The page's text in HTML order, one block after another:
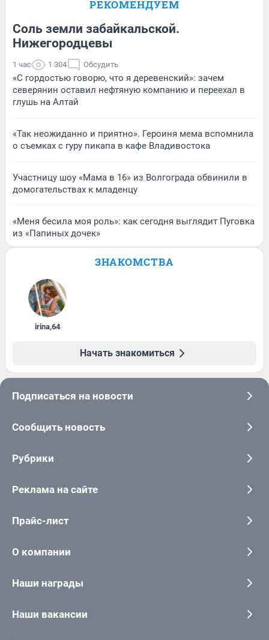
РЕКОМЕНДУЕМ
Соль земли забайкальской.
Нижегородцевы
1 час 1 304 Обсудить
«С гордостью говорю, что я деревенский»: зачем
северянин оставил нефтяную компанию и переехал в
глушь на Алтай
«Так неожиданно и приятно». Героиня мема вспомнила
о съемках с гуру пикапа в кафе Владивостока
Участницу шоу «Мама в 16» из Волгограда обвинили в
домогательствах к младенцу
«Меня бесила моя роль»: как сегодня выглядит Пуговка
из «Папиных дочек»
ЗНАКОМСТВА
irina,64
Начать знакомиться
Подписаться на новости
Сообщить новость
Рубрики
Реклама на сайте
Прайс-лист
О компании
Наши награды
Наши вакансии